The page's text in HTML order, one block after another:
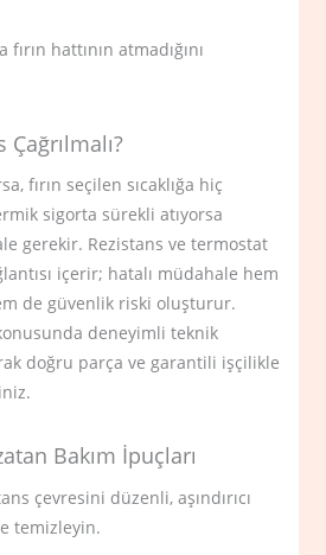
hattının atmadığını
fırın seçilen sıcaklığa hiç
sigorta sürekli atıyorsa
gerekir. Rezistans ve termostat
içerir; hatalı müdahale hem
de güvenlik riski oluşturur.
deneyimli teknik
doğru parça ve garantili işçilikle
Bakım İpuçları
çevresini düzenli, aşındırıcı
temizleyin.